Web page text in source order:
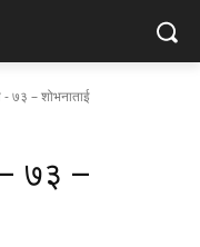
- ७३ – शोभनाताई
– ७३ –